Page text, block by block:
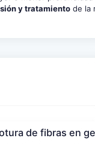
y tratamiento de la
de fibras en